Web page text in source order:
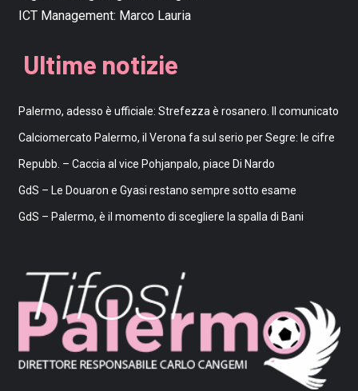
ICT Management: Marco Lauria
Ultime notizie
Palermo, adesso è ufficiale: Strefezza è rosanero. Il comunicato
Calciomercato Palermo, il Verona fa sul serio per Segre: le cifre
Repubb. – Caccia al vice Pohjanpalo, piace Di Nardo
GdS – Le Douaron e Gyasi restano sempre sotto esame
GdS – Palermo, è il momento di scegliere la spalla di Bani